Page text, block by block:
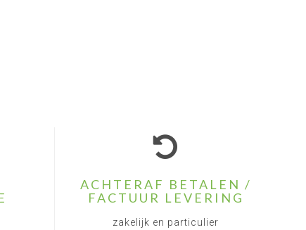
ACHTERAF BETALEN /
FACTUUR LEVERING
zakelijk en particulier